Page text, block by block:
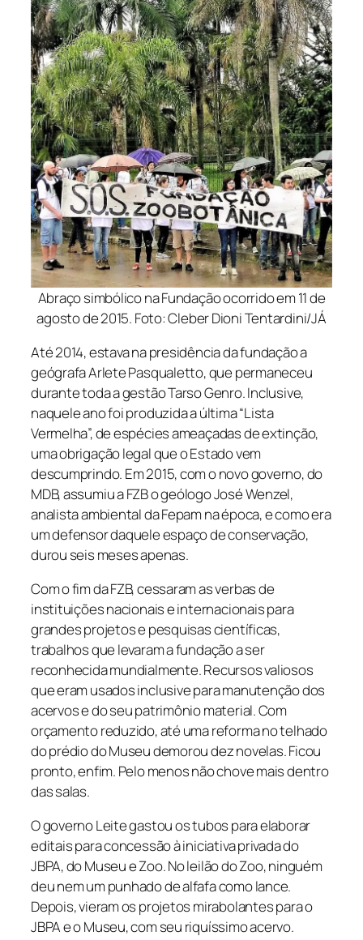
Abraço simbólico na Fundação ocorrido em 11 de
agosto de 2015. Foto: Cleber Dioni Tentardini/JÁ
Até 2014, estava na presidência da fundação a
geógrafa Arlete Pasqualetto, que permaneceu
durante toda a gestão Tarso Genro. Inclusive,
naquele ano foi produzida a última “Lista
Vermelha”, de espécies ameaçadas de extinção,
uma obrigação legal que o Estado vem
descumprindo. Em 2015, com o novo governo, do
MDB, assumiu a FZB o geólogo José Wenzel,
analista ambiental da Fepam na época, e como era
um defensor daquele espaço de conservação,
durou seis meses apenas.
Com o fim da FZB, cessaram as verbas de
instituições nacionais e internacionais para
grandes projetos e pesquisas científicas,
trabalhos que levaram a fundação a ser
reconhecida mundialmente. Recursos valiosos
que eram usados inclusive para manutenção dos
acervos e do seu patrimônio material. Com
orçamento reduzido, até uma reforma no telhado
do prédio do Museu demorou dez novelas. Ficou
pronto, enfim. Pelo menos não chove mais dentro
das salas.
O governo Leite gastou os tubos para elaborar
editais para concessão à iniciativa privada do
JBPA, do Museu e Zoo. No leilão do Zoo, ninguém
deu nem um punhado de alfafa como lance.
Depois, vieram os projetos mirabolantes para o
JBPA e o Museu, com seu riquíssimo acervo.